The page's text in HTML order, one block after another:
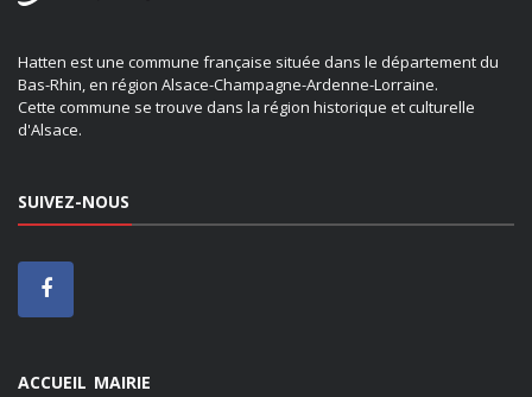
Hatten est une commune française située dans le département du
Bas-Rhin, en région Alsace-Champagne-Ardenne-Lorraine.
Cette commune se trouve dans la région historique et culturelle
d'Alsace.
SUIVEZ-NOUS
ACCUEIL MAIRIE